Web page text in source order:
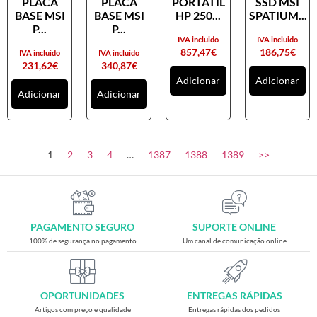
Placas gráficas
SAIS
Ventoínhas
Computadores
All-in-One
Gaming
Acessórios gaming
Cadeiras gaming
Merchandising
BASE MSI
P...
231,62€
IVA incluido
Adicionar
BASE MSI
P...
340,87€
IVA incluido
Adicionar
HP 250...
857,47€
IVA incluido
Adicionar
SPATIUM...
186,75€
IVA incluido
Adicionar
1 2 3 4 … 1387 1388 1389 >>
PAGAMENTO SEGURO
100% de segurança no pagamento
SUPORTE ONLINE
Um canal de comunicação online
OPORTUNIDADES
Artigos com preço e qualidade
ENTREGAS RÁPIDAS
Entregas rápidas dos pedidos